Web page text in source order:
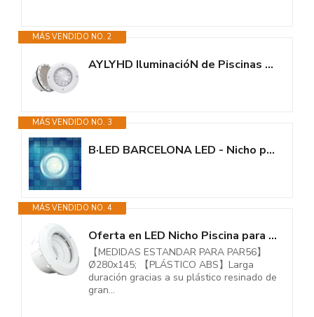
MÁS VENDIDO NO. 2
AYLYHD IluminacióN de Piscinas con ABS Nicho, PAR56 12V CA Bombillas LED...
MÁS VENDIDO NO. 3
B·LED BARCELONA LED - Nicho para bombilla de piscina empotrable PAR56 -...
MÁS VENDIDO NO. 4
Oferta en LED Nicho Piscina para Bombilla PAR56 - Incluye Embellecedor,...
【MEDIDAS ESTANDAR PARA PAR56】
Ø280x145; 【PLÁSTICO ABS】Larga
duración gracias a su plástico resinado de
gran...